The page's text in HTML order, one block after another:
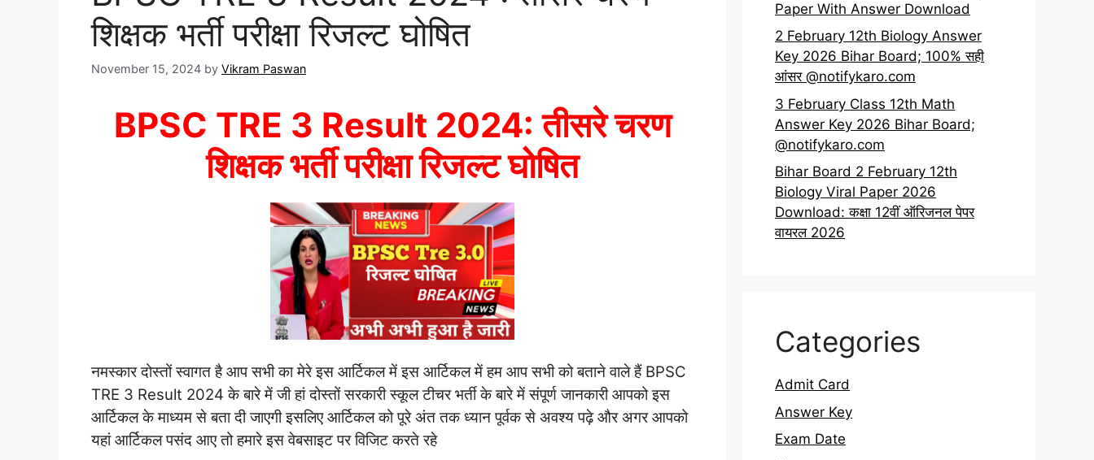
शिक्षक भर्ती परीक्षा रिजल्ट घोषित
November 15, 2024 by Vikram Paswan
BPSC TRE 3 Result 2024: तीसरे चरण
शिक्षक भर्ती परीक्षा रिजल्ट घोषित
नमस्कार दोस्तों स्वागत है आप सभी का मेरे इस आर्टिकल में इस आर्टिकल में हम आप सभी को बताने वाले हैं BPSC
TRE 3 Result 2024 के बारे में जी हां दोस्तों सरकारी स्कूल टीचर भर्ती के बारे में संपूर्ण जानकारी आपको इस
आर्टिकल के माध्यम से बता दी जाएगी इसलिए आर्टिकल को पूरे अंत तक ध्यान पूर्वक से अवश्य पढ़े और अगर आपको
यहां आर्टिकल पसंद आए तो हमारे इस वेबसाइट पर विजिट करते रहे
Paper With Answer Download
2 February 12th Biology Answer
Key 2026 Bihar Board; 100% सही
आंसर @notifykaro.com
3 February Class 12th Math
Answer Key 2026 Bihar Board;
@notifykaro.com
Bihar Board 2 February 12th
Biology Viral Paper 2026
Download: कक्षा 12वीं ऑरिजनल पेपर
वायरल 2026
Categories
Admit Card
Answer Key
Exam Date